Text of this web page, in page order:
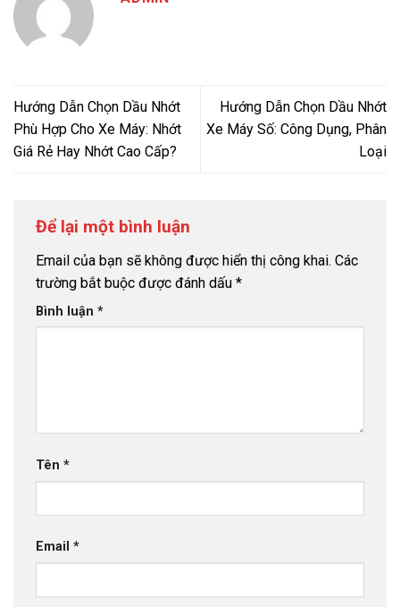
Hướng Dẫn Chọn Dầu Nhớt
Phù Hợp Cho Xe Máy: Nhớt
Giá Rẻ Hay Nhớt Cao Cấp?
Hướng Dẫn Chọn Dầu Nhớt
Xe Máy Số: Công Dụng, Phân
Loại
Để lại một bình luận
Email của bạn sẽ không được hiển thị công khai. Các
trường bắt buộc được đánh dấu *
Bình luận *
Tên *
Email *